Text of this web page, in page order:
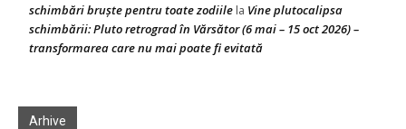
schimbări bruște pentru toate zodiile la Vine plutocalipsa
schimbării: Pluto retrograd în Vărsător (6 mai – 15 oct 2026) –
transformarea care nu mai poate fi evitată
Arhive